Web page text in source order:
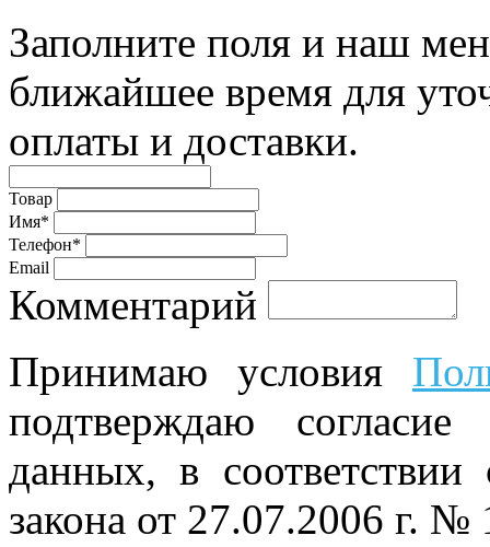
Заполните поля и наш
ближайшее время для
оплаты и доставки.
Товар
Имя*
Телефон*
Email
Комментарий
Принимаю условия
подтверждаю
данных, в
закона от 27.07.2006 г.